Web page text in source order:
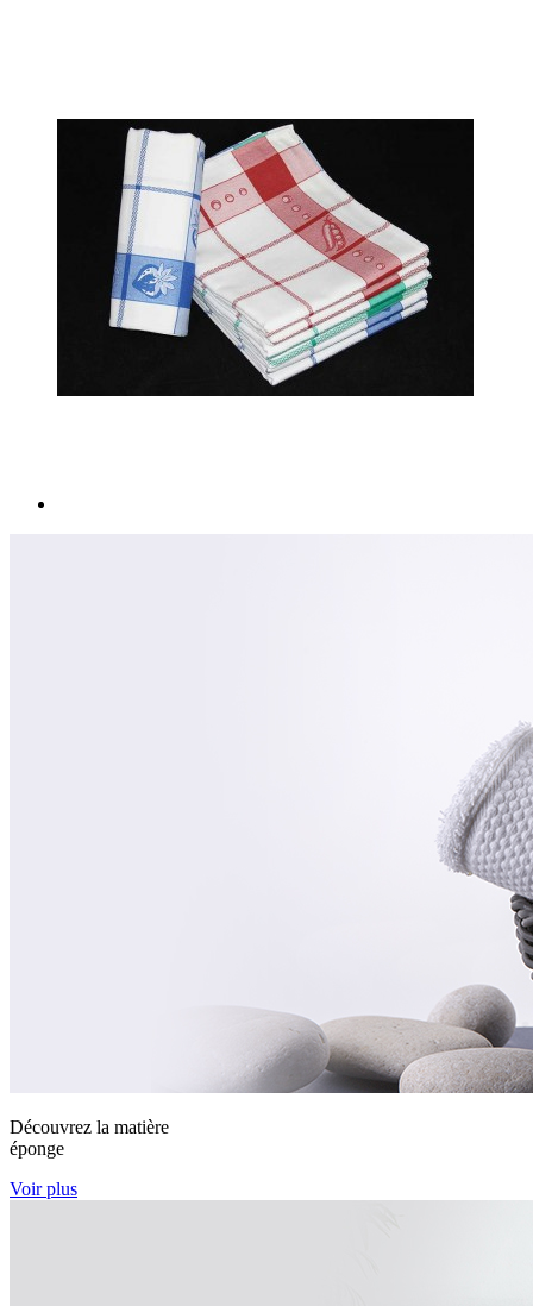
Découvrez la matière
éponge
Voir plus